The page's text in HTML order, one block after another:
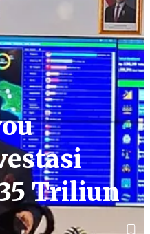
Triliun